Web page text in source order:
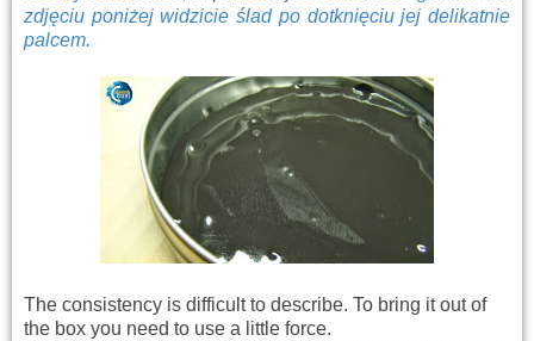
zdjęciu poniżej widzicie ślad po dotknięciu jej delikatnie
palcem.
The consistency is difficult to describe. To bring it out of
the box you need to use a little force.